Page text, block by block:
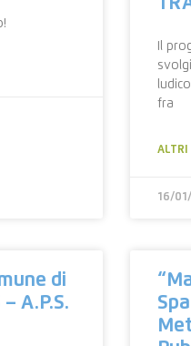
Il
fra
ALTRI
16/
di
A.P.S.